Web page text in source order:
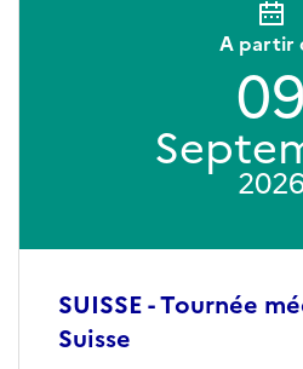
SUISSE - Tournée
Suisse
A partir
09